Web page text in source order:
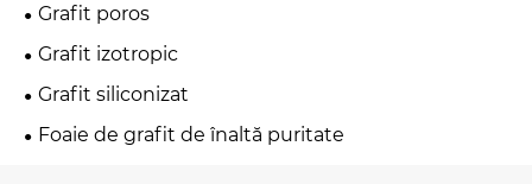
Grafit poros
Grafit izotropic
Grafit siliconizat
Foaie de grafit de înaltă puritate